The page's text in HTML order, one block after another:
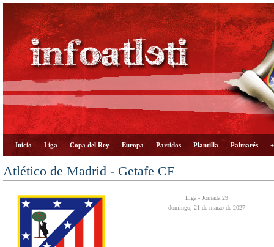
Inicio Liga Copa del Rey Europa Partidos Plantilla Palmarés
Atlético de Madrid - Getafe CF
Liga - Jornada 29
domingo, 21 de marzo de 2027